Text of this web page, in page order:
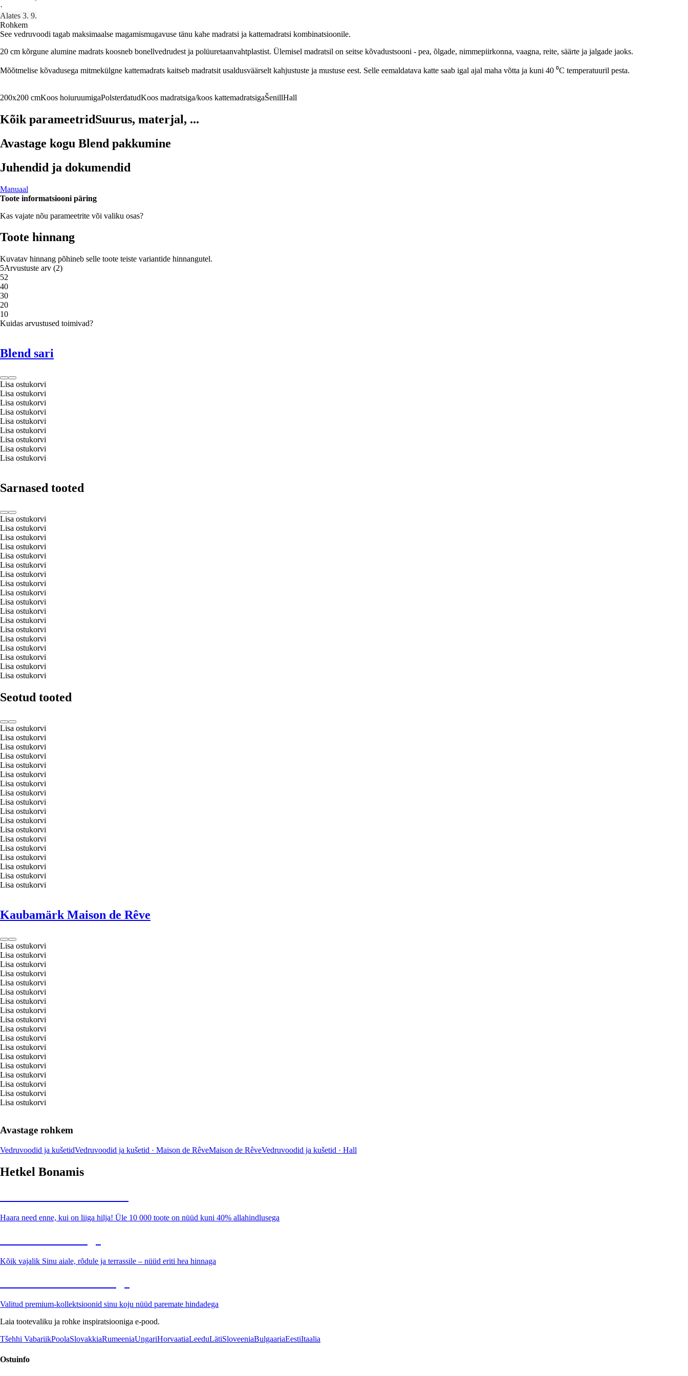
·
Alates 3. 9.
Rohkem
See vedruvoodi tagab maksimaalse magamismugavuse tänu kahe madratsi ja kattemadratsi kombinatsioonile.
20 cm kõrgune alumine madrats koosneb bonellvedrudest ja polüuretaanvahtplastist. Ülemisel madratsil on seitse kõvadustsooni - pea, õlgade, nimmepiirkonna, vaagna, reite, säärte ja jalgade jaoks.
Mõõtmelise kõvadusega mitmekülgne kattemadrats kaitseb madratsit usaldusväärselt kahjustuste ja mustuse eest. Selle eemaldatava katte saab igal ajal maha võtta ja kuni 40 ⁰C temperatuuril pesta.
200x200 cmKoos hoiuruumigaPolsterdatudKoos madratsiga/koos kattemadratsigaŠenillHall
Kõik parameetridSuurus, materjal, ...
Avastage kogu Blend pakkumine
Juhendid ja dokumendid
Manuaal
Toote informatsiooni päring
Kas vajate nõu parameetrite või valiku osas?
Toote hinnang
Kuvatav hinnang põhineb selle toote teiste variantide hinnangutel.
5Arvustuste arv (2)
52
40
30
20
10
Kuidas arvustused toimivad?
Blend sari
Lisa ostukorvi
Lisa ostukorvi
Lisa ostukorvi
Lisa ostukorvi
Lisa ostukorvi
Lisa ostukorvi
Lisa ostukorvi
Lisa ostukorvi
Lisa ostukorvi
Sarnased tooted
Lisa ostukorvi
Lisa ostukorvi
Lisa ostukorvi
Lisa ostukorvi
Lisa ostukorvi
Lisa ostukorvi
Lisa ostukorvi
Lisa ostukorvi
Lisa ostukorvi
Lisa ostukorvi
Lisa ostukorvi
Lisa ostukorvi
Lisa ostukorvi
Lisa ostukorvi
Lisa ostukorvi
Lisa ostukorvi
Lisa ostukorvi
Lisa ostukorvi
Seotud tooted
Lisa ostukorvi
Lisa ostukorvi
Lisa ostukorvi
Lisa ostukorvi
Lisa ostukorvi
Lisa ostukorvi
Lisa ostukorvi
Lisa ostukorvi
Lisa ostukorvi
Lisa ostukorvi
Lisa ostukorvi
Lisa ostukorvi
Lisa ostukorvi
Lisa ostukorvi
Lisa ostukorvi
Lisa ostukorvi
Lisa ostukorvi
Lisa ostukorvi
Kaubamärk Maison de Rêve
Lisa ostukorvi
Lisa ostukorvi
Lisa ostukorvi
Lisa ostukorvi
Lisa ostukorvi
Lisa ostukorvi
Lisa ostukorvi
Lisa ostukorvi
Lisa ostukorvi
Lisa ostukorvi
Lisa ostukorvi
Lisa ostukorvi
Lisa ostukorvi
Lisa ostukorvi
Lisa ostukorvi
Lisa ostukorvi
Lisa ostukorvi
Lisa ostukorvi
Avastage rohkem
Vedruvoodid ja kušetidVedruvoodid ja kušetid · Maison de RêveMaison de RêveVedruvoodid ja kušetid · Hall
Hetkel Bonamis
Haara need enne, kui on liiga hilja! Üle 10 000 toote on nüüd kuni 40% allahindlusega
Kõik vajalik Sinu aiale, rõdule ja terrassile – nüüd eriti hea hinnaga
Valitud premium-kollektsioonid sinu koju nüüd paremate hindadega
Laia tootevaliku ja rohke inspiratsiooniga e-pood.
Tšehhi VabariikPoolaSlovakkiaRumeeniaUngariHorvaatiaLeeduLätiSloveeniaBulgaariaEestiItaalia
Ostuinfo